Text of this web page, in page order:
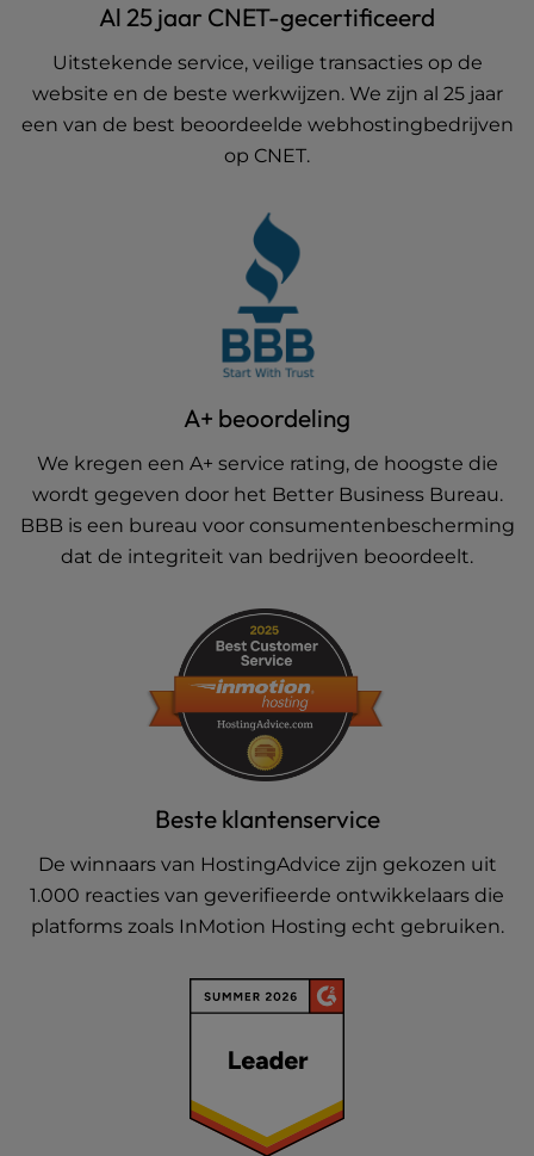
Al 25 jaar CNET-gecertificeerd
Uitstekende service, veilige transacties op de
website en de beste werkwijzen. We zijn al 25 jaar
een van de best beoordeelde webhostingbedrijven
op CNET.
A+ beoordeling
We kregen een A+ service rating, de hoogste die
wordt gegeven door het Better Business Bureau.
BBB is een bureau voor consumentenbescherming
dat de integriteit van bedrijven beoordeelt.
Beste klantenservice
De winnaars van HostingAdvice zijn gekozen uit
1.000 reacties van geverifieerde ontwikkelaars die
platforms zoals InMotion Hosting echt gebruiken.